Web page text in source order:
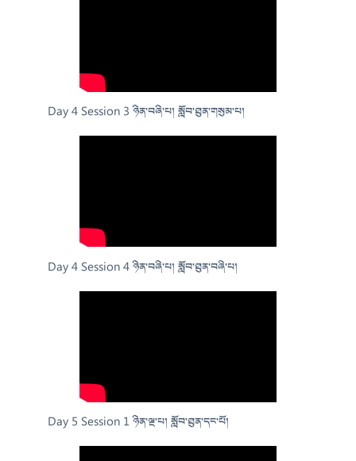
Day 4 Session 3 ཉིན་བཞི་པ། སློབ་ཐུན་གསུམ་པ།
Day 4 Session 4 ཉིན་བཞི་པ། སློབ་ཐུན་བཞི་པ།
Day 5 Session 1 ཉིན་ལྔ་པ། སློབ་ཐུན་དང་པོ།